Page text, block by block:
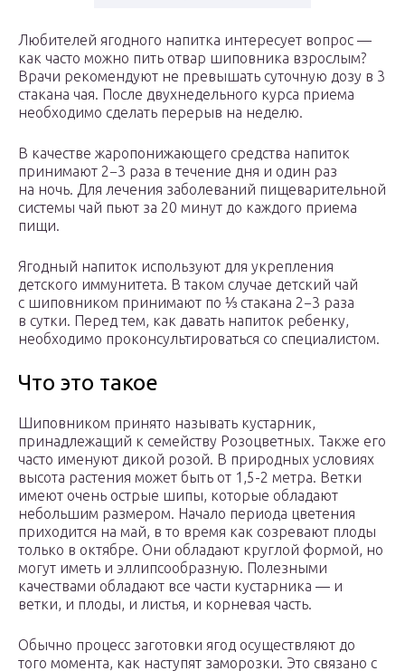
Любителей ягодного напитка интересует вопрос —
как часто можно пить отвар шиповника взрослым?
Врачи рекомендуют не превышать суточную дозу в 3
стакана чая. После двухнедельного курса приема
необходимо сделать перерыв на неделю.
В качестве жаропонижающего средства напиток
принимают 2−3 раза в течение дня и один раз
на ночь. Для лечения заболеваний пищеварительной
системы чай пьют за 20 минут до каждого приема
пищи.
Ягодный напиток используют для укрепления
детского иммунитета. В таком случае детский чай
с шиповником принимают по ⅓ стакана 2−3 раза
в сутки. Перед тем, как давать напиток ребенку,
необходимо проконсультироваться со специалистом.
Что это такое
Шиповником принято называть кустарник,
принадлежащий к семейству Розоцветных. Также его
часто именуют дикой розой. В природных условиях
высота растения может быть от 1,5-2 метра. Ветки
имеют очень острые шипы, которые обладают
небольшим размером. Начало периода цветения
приходится на май, в то время как созревают плоды
только в октябре. Они обладают круглой формой, но
могут иметь и эллипсообразную. Полезными
качествами обладают все части кустарника — и
ветки, и плоды, и листья, и корневая часть.
Обычно процесс заготовки ягод осуществляют до
того момента, как наступят заморозки. Это связано с